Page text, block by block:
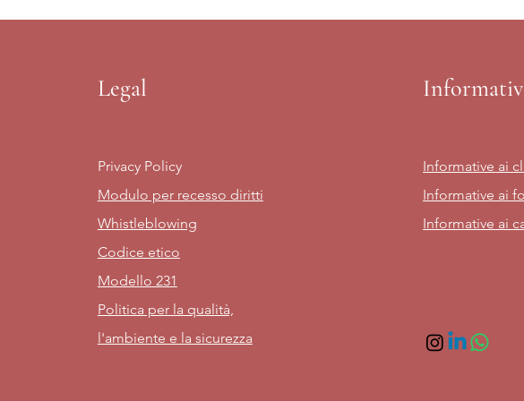
Legal
Privacy Policy
Modulo per recesso diritti
Whistleblowing
Codice etico
Modello 231
Politica per la qualità,
l'ambiente e la sicurezza
Informative ai
Informative ai
Informative ai